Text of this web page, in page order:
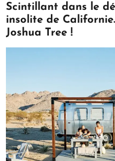
Scintillant dans le
insolite de
Joshua Tree !